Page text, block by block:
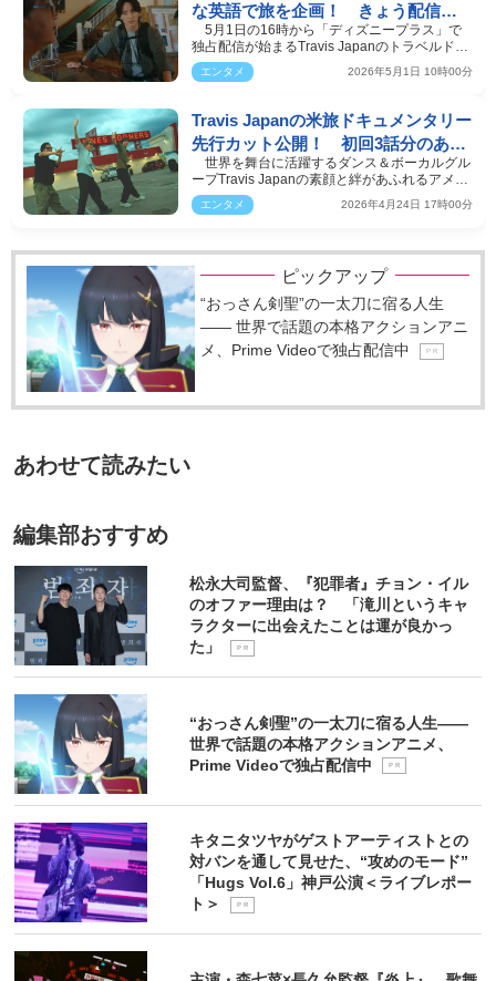
な英語で旅を企画！ きょう配信開
始『サマバケ』特別映像公開
5月1日の16時から「ディズニープラス」で
独占配信が始まるTravis Japanのトラベルドキ
ュメンタリー『Tra…
エンタメ 2026年5月1日 10時00分
Travis Japanの米旅ドキュメンタリー
先行カット公開！ 初回3話分のあら
すじも明らかに
世界を舞台に活躍するダンス＆ボーカルグル
ープTravis Japanの素顔と絆があふれるアメリ
カ旅に完全密着…
エンタメ 2026年4月24日 17時00分
ピックアップ
“おっさん剣聖”の一太刀に宿る人生
―― 世界で話題の本格アクションアニ
メ、Prime Videoで独占配信中
P R
あわせて読みたい
編集部おすすめ
松永大司監督、『犯罪者』チョン・イル
のオファー理由は？ 「滝川というキャ
ラクターに出会えたことは運が良かっ
た」
P R
“おっさん剣聖”の一太刀に宿る人生――
世界で話題の本格アクションアニメ、
Prime Videoで独占配信中
P R
キタニタツヤがゲストアーティストとの
対バンを通して見せた、“攻めのモード”
「Hugs Vol.6」神戸公演＜ライブレポー
ト＞
P R